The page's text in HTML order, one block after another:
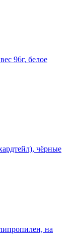
96г, белое
чёрные